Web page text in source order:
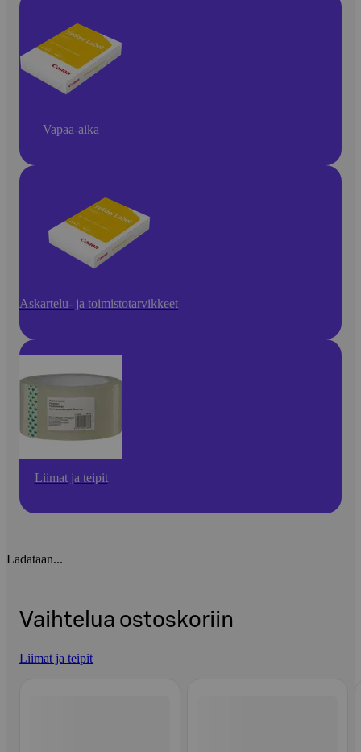
Vapaa-aika
Askartelu- ja toimistotarvikkeet
Liimat ja teipit
Ladataan...
Vaihtelua ostoskoriin
Liimat ja teipit